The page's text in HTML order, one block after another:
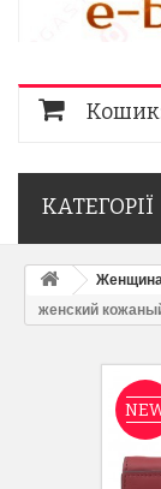
КАТЕГОРІЇ
женский